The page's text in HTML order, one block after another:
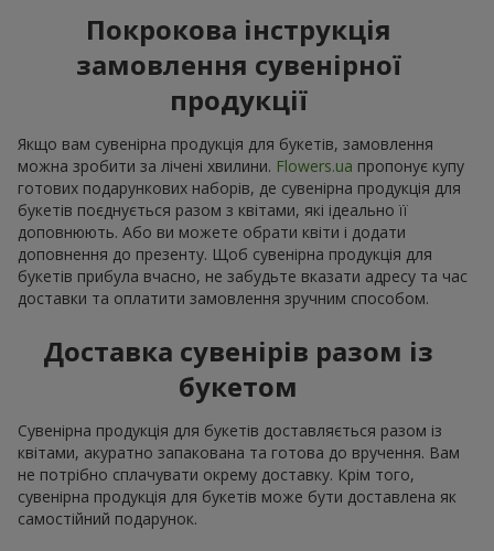
Покрокова інструкція
замовлення сувенірної
продукції
Якщо вам сувенірна продукція для букетів, замовлення
можна зробити за лічені хвилини. Flowers.ua пропонує купу
готових подарункових наборів, де сувенірна продукція для
букетів поєднується разом з квітами, які ідеально її
доповнюють. Або ви можете обрати квіти і додати
доповнення до презенту. Щоб сувенірна продукція для
букетів прибула вчасно, не забудьте вказати адресу та час
доставки та оплатити замовлення зручним способом.
Доставка сувенірів разом із
букетом
Сувенірна продукція для букетів доставляється разом із
квітами, акуратно запакована та готова до вручення. Вам
не потрібно сплачувати окрему доставку. Крім того,
сувенірна продукція для букетів може бути доставлена як
самостійний подарунок.